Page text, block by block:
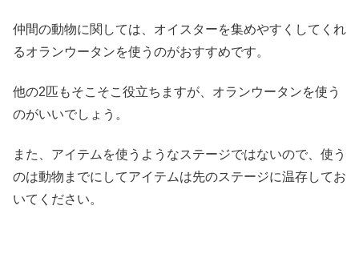
仲間の動物に関しては、オイスターを集めやすくしてくれ
るオランウータンを使うのがおすすめです。
他の2匹もそこそこ役立ちますが、オランウータンを使う
のがいいでしょう。
また、アイテムを使うようなステージではないので、使う
のは動物までにしてアイテムは先のステージに温存してお
いてください。